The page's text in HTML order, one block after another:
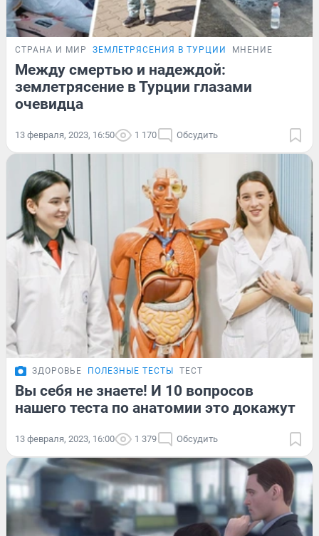
СТРАНА И МИР ЗЕМЛЕТРЯСЕНИЯ В ТУРЦИИ МНЕНИЕ
Между смертью и надеждой:
землетрясение в Турции глазами
очевидца
13 февраля, 2023, 16:50 1 170 Обсудить
ЗДОРОВЬЕ ПОЛЕЗНЫЕ ТЕСТЫ ТЕСТ
Вы себя не знаете! И 10 вопросов
нашего теста по анатомии это докажут
13 февраля, 2023, 16:00 1 379 Обсудить